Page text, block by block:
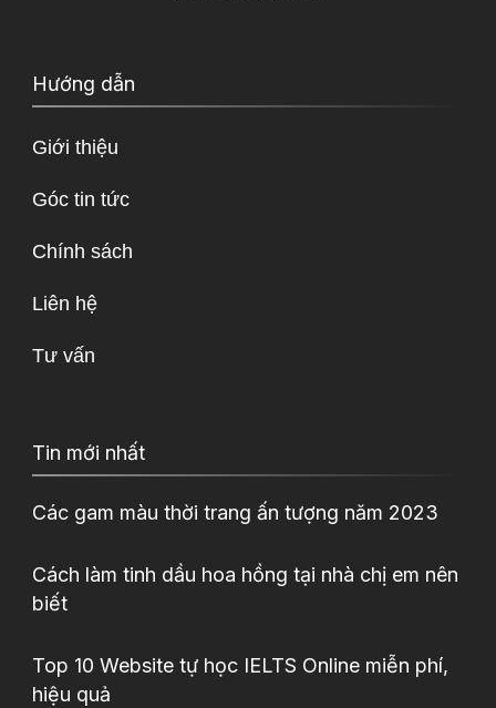
Hướng dẫn
Giới thiệu
Góc tin tức
Chính sách
Liên hệ
Tư vấn
Tin mới nhất
Các gam màu thời trang ấn tượng năm 2023
Cách làm tinh dầu hoa hồng tại nhà chị em nên
biết
Top 10 Website tự học IELTS Online miễn phí,
hiệu quả